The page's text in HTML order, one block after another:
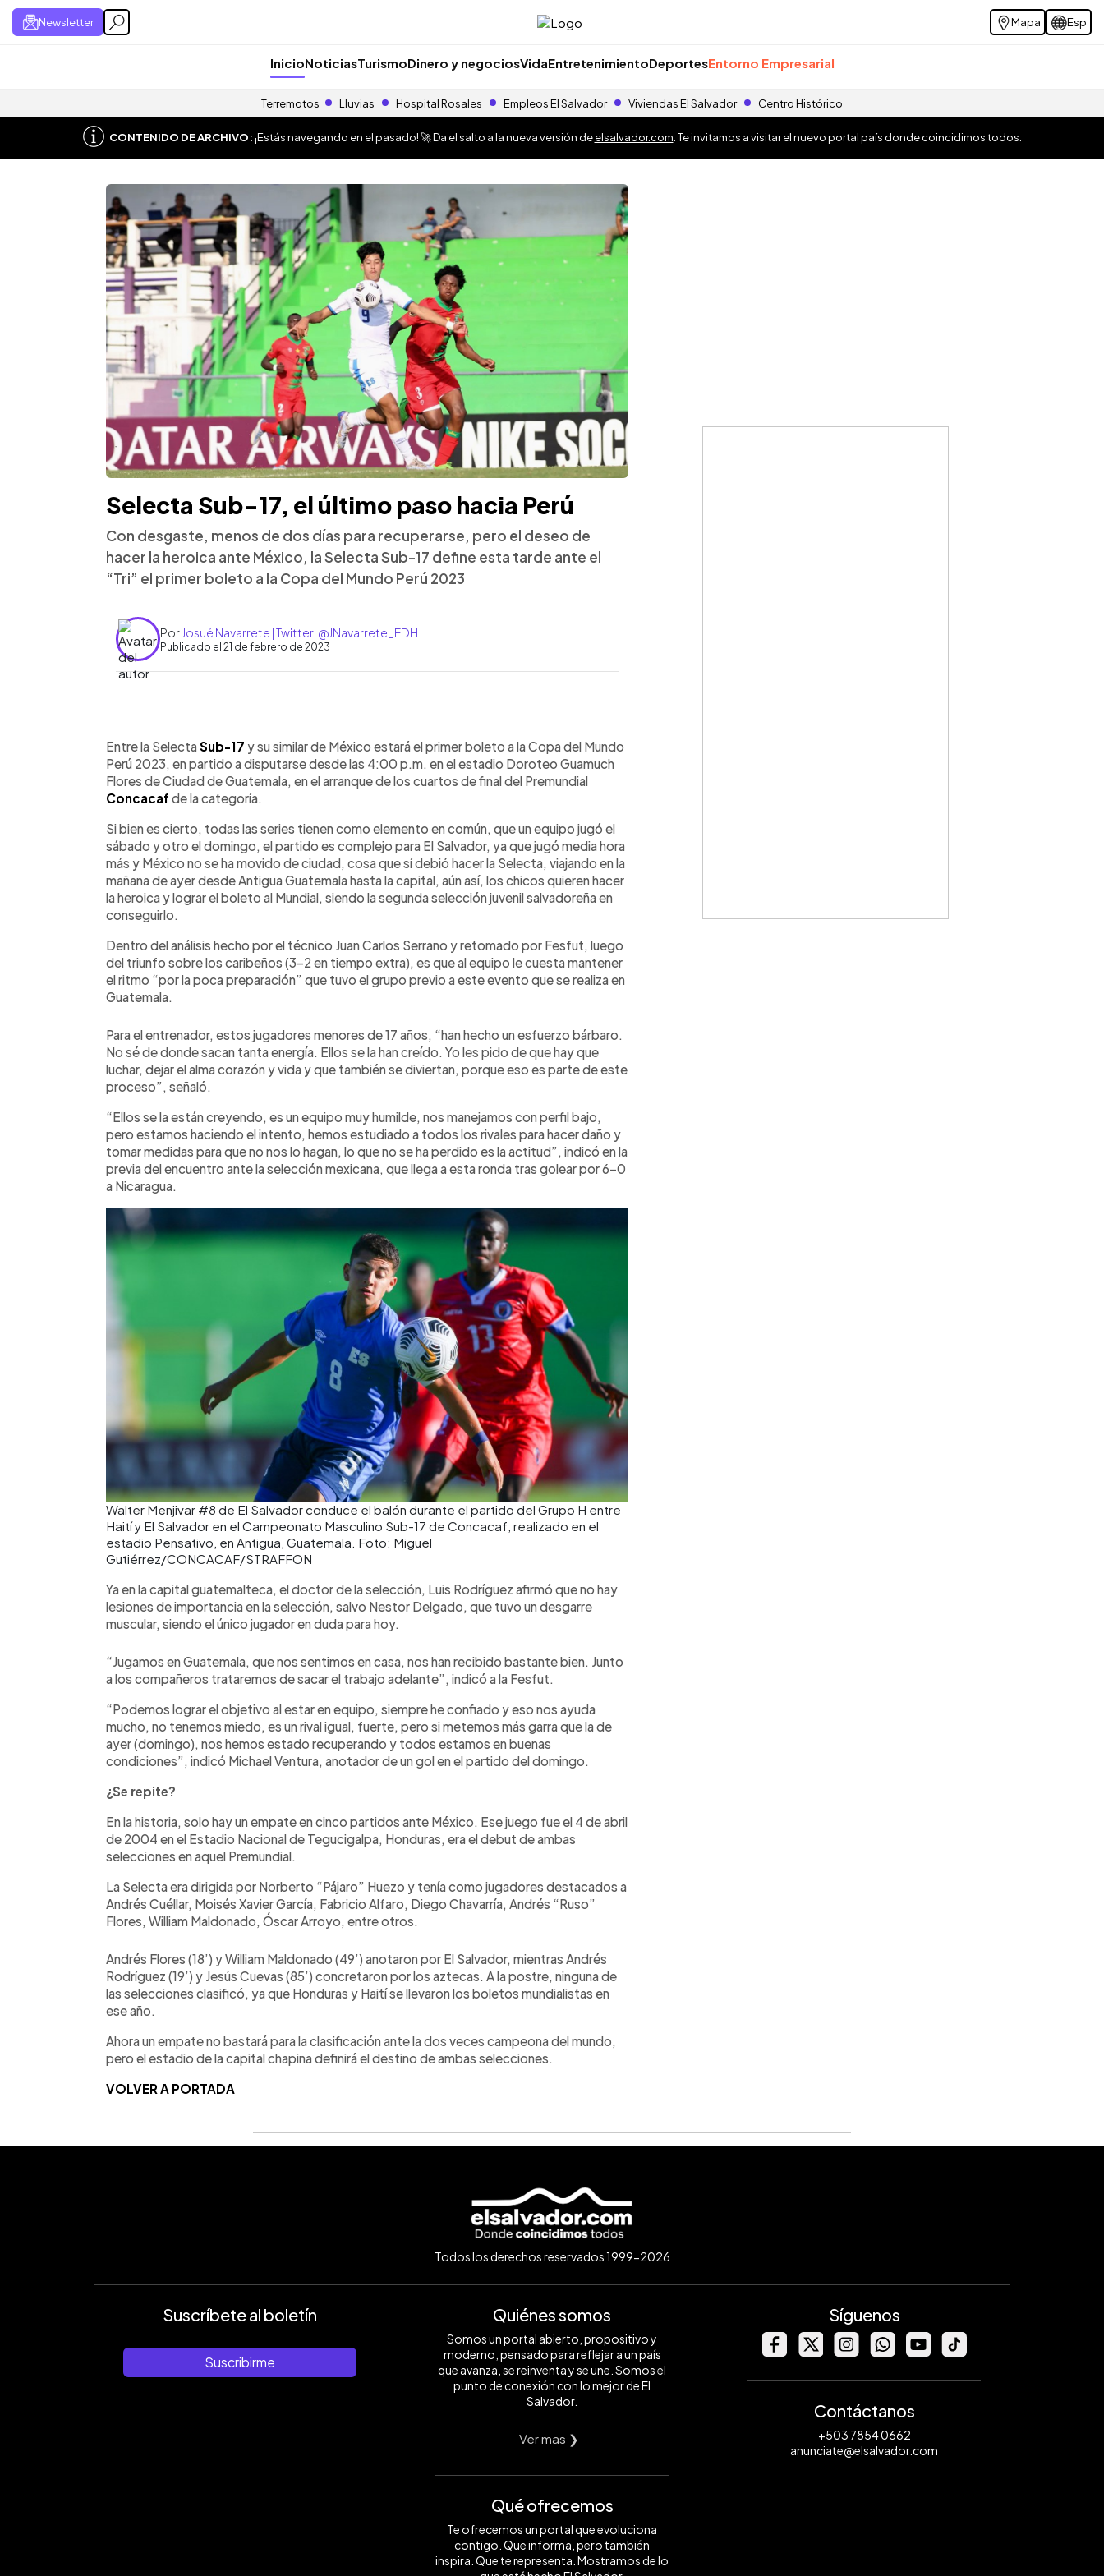
Newsletter Mapa Esp
InicioNoticiasTurismoDinero y negociosVidaEntretenimientoDeportesEntorno Empresarial
Terremotos Lluvias Hospital Rosales Empleos El Salvador Viviendas El Salvador Centro Histórico
CONTENIDO DE ARCHIVO:¡Estás navegando en el pasado! 🚀 Da el salto a la nueva versión deelsalvador.com . Te invitamos a visitar el nuevo portal país donde coincidimos todos.
Selecta Sub-17, el último paso hacia Perú
Con desgaste, menos de dos días para recuperarse, pero el deseo de
hacer la heroica ante México, la Selecta Sub-17 define esta tarde ante el
“Tri” el primer boleto a la Copa del Mundo Perú 2023
Por Josué Navarrete | Twitter: @JNavarrete_EDH
Publicado el 21 de febrero de 2023
► Escuchar artículo
Entre la SelectaSub-17 y su similar de México estará el primer boleto a la Copa del Mundo
Perú 2023, en partido a disputarse desde las 4:00 p.m. en el estadio Doroteo Guamuch
Flores de Ciudad de Guatemala, en el arranque de los cuartos de final del Premundial
Concacaf de la categoría.
Si bien es cierto, todas las series tienen como elemento en común, que un equipo jugó el
sábado y otro el domingo, el partido es complejo para El Salvador, ya que jugó media hora
más y México no se ha movido de ciudad, cosa que sí debió hacer la Selecta, viajando en la
mañana de ayer desde Antigua Guatemala hasta la capital, aún así, los chicos quieren hacer
la heroica y lograr el boleto al Mundial, siendo la segunda selección juvenil salvadoreña en
conseguirlo.
Dentro del análisis hecho por el técnico Juan Carlos Serrano y retomado por Fesfut, luego
del triunfo sobre los caribeños (3-2 en tiempo extra), es que al equipo le cuesta mantener
el ritmo “por la poca preparación” que tuvo el grupo previo a este evento que se realiza en
Guatemala.
Para el entrenador, estos jugadores menores de 17 años, “han hecho un esfuerzo bárbaro.
No sé de donde sacan tanta energía. Ellos se la han creído. Yo les pido de que hay que
luchar, dejar el alma corazón y vida y que también se diviertan, porque eso es parte de este
proceso”, señaló.
“Ellos se la están creyendo, es un equipo muy humilde, nos manejamos con perfil bajo,
pero estamos haciendo el intento, hemos estudiado a todos los rivales para hacer daño y
tomar medidas para que no nos lo hagan, lo que no se ha perdido es la actitud”, indicó en la
previa del encuentro ante la selección mexicana, que llega a esta ronda tras golear por 6-0
a Nicaragua.
Walter Menjivar #8 de El Salvador conduce el balón durante el partido del Grupo H entre
Haití y El Salvador en el Campeonato Masculino Sub-17 de Concacaf, realizado en el
estadio Pensativo, en Antigua, Guatemala. Foto: Miguel
Gutiérrez/CONCACAF/STRAFFON
Ya en la capital guatemalteca, el doctor de la selección, Luis Rodríguez afirmó que no hay
lesiones de importancia en la selección, salvo Nestor Delgado, que tuvo un desgarre
muscular, siendo el único jugador en duda para hoy.
“Jugamos en Guatemala, que nos sentimos en casa, nos han recibido bastante bien. Junto
a los compañeros trataremos de sacar el trabajo adelante”, indicó a la Fesfut.
“Podemos lograr el objetivo al estar en equipo, siempre he confiado y eso nos ayuda
mucho, no tenemos miedo, es un rival igual, fuerte, pero si metemos más garra que la de
ayer (domingo), nos hemos estado recuperando y todos estamos en buenas
condiciones”, indicó Michael Ventura, anotador de un gol en el partido del domingo.
¿Se repite?
En la historia, solo hay un empate en cinco partidos ante México. Ese juego fue el 4 de abril
de 2004 en el Estadio Nacional de Tegucigalpa, Honduras, era el debut de ambas
selecciones en aquel Premundial.
La Selecta era dirigida por Norberto “Pájaro” Huezo y tenía como jugadores destacados a
Andrés Cuéllar, Moisés Xavier García, Fabricio Alfaro, Diego Chavarría, Andrés “Ruso”
Flores, William Maldonado, Óscar Arroyo, entre otros.
Andrés Flores (18’) y William Maldonado (49’) anotaron por El Salvador, mientras Andrés
Rodríguez (19’) y Jesús Cuevas (85’) concretaron por los aztecas. A la postre, ninguna de
las selecciones clasificó, ya que Honduras y Haití se llevaron los boletos mundialistas en
ese año.
Ahora un empate no bastará para la clasificación ante la dos veces campeona del mundo,
pero el estadio de la capital chapina definirá el destino de ambas selecciones.
VOLVER A PORTADA
Todos los derechos reservados 1999-2026
Suscríbete al boletín
Suscribirme
Quiénes somos
Somos un portal abierto, propositivo y
moderno, pensado para reflejar a un país
que avanza, se reinventa y se une. Somos el
punto de conexión con lo mejor de El
Salvador.
Ver mas ❯
Qué ofrecemos
Te ofrecemos un portal que evoluciona
contigo. Que informa, pero también
inspira. Que te representa. Mostramos de lo
Síguenos
Contáctanos
+503 7854 0662
anunciate@elsalvador.com